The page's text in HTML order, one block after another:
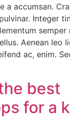
a accumsan.
Integer
semper
Aenean leo
ac, enim.
best
for a